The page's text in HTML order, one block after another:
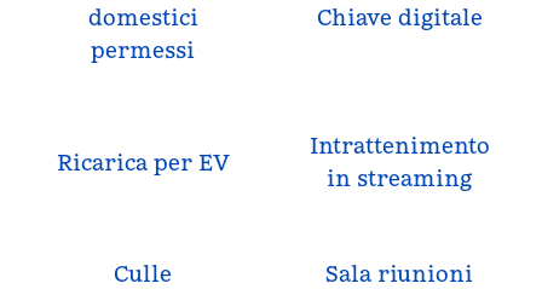
domestici
permessi
Chiave digitale
Ricarica per EV
Intrattenimento
in streaming
Culle Sala riunioni